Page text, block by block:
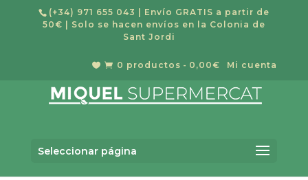
(+34) 971 655 043
| Envío GRATIS a partir de
50€ | Solo se hacen envíos en la Colonia de
Sant Jordi
Mi cuenta
  0 productos 0,00€
Seleccionar página
de
productos